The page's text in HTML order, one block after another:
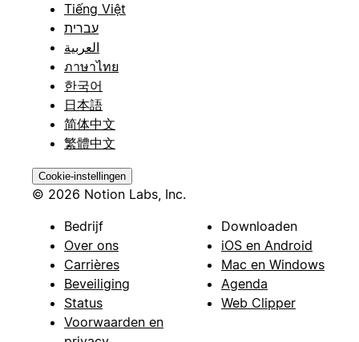
Tiếng Việt
עברית
العربية
ภาษาไทย
한국어
日本語
简体中文
繁體中文
Cookie-instellingen
© 2026 Notion Labs, Inc.
Bedrijf
Over ons
Carrières
Beveiliging
Status
Voorwaarden en
Downloaden
iOS en Android
Mac en Windows
Agenda
Web Clipper